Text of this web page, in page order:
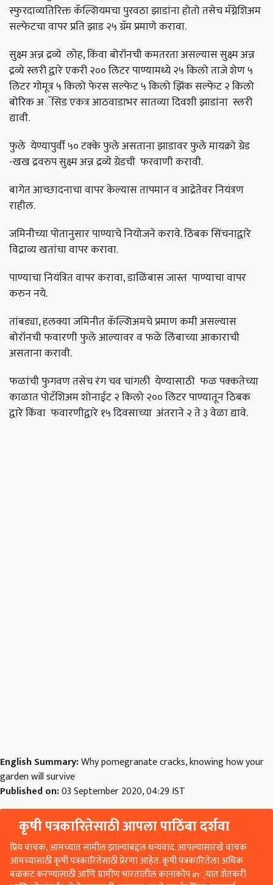
स्फुरदाव्यतिरिक्त कॅल्शियमचा पुरवठा झाडांना होतो तसेच मॅग्नेशिअम
सल्फेटचा वापर प्रति झाड २५ ग्रॅम प्रमाणे करावा.
सुक्ष्म अन्न द्रव्ये लोह,किंवा बोरॉनची कमतरता असल्यास सुक्ष्म अन्न
द्रव्ये स्लरी द्वारे एकरी २०० लिटर पाण्यामध्ये २५ किलो ताजे शेण ५
लिटर गोमूत्र ५ किलो फेरस सल्फेट ५ किलो झिंक सल्फेट २ किलो
बोरिक अॅसिड एकत्र आठवाडाभर सातव्या दिवशी झाडांना स्लरी
द्यावी.
फुले येण्यापुर्वी ५० टक्के फुले असताना झाडावर फुले मायक्रो ग्रेड
-खख द्रवरुप सुक्ष्म अन्न द्रव्ये ग्रेडची फरवाणी करावी.
बागेत आच्छादनाचा वापर केल्यास तापमान व आद्रेतेवर नियंत्रण
राहील.
जमिनीच्या पोतानुसार पाण्याचे नियोजने करावे. ठिंबक सिंचनाद्वारे
विद्राव्य खतांचा वापर करावा.
पाण्याचा नियंत्रित वापर करावा, डाळिंबास जास्त पाण्याचा वापर
करुन नये.
तांबड्या,हलक्या जमिनीत कॅल्शिअमचे प्रमाण कमी असल्यास
बोरॉनची फवारणी फुले आल्यावर व फळे लिंबाच्या आकाराची
असताना करावी.
फळांची फुगवण तसेच रंग चव चांगली येण्यासाठी फळ पक्कतेच्या
काळात पोटॅशिअम शोनाईट २ किलो २०० लिटर पाण्यातून ठिबक
द्वारे किंवा फवारणीद्वारे १५ दिवसाच्या अंतराने २ ते ३ वेळा द्यावे.
English Summary:Why pomegranate cracks, knowing how your
garden will survive
Published on:03 September 2020, 04:29 IST
कृषी पत्रकारितेसाठी आपला पाठिंबा दर्शवा
प्रिय वाचक, आमच्यात सामील झाल्याबद्दल धन्यवाद. आपल्यासारखे वाचक
आमच्यासाठी कृषी पत्रकारितेसाठी प्रेरणा आहेत. कृषी पत्रकारितेला अधिक
बळकट करण्यासाठी आणि ग्रामीण भारतातील कानाकोप in्यात शेतकरी